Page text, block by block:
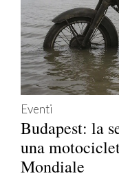
Eventi
Budapest: la
una
Mondiale